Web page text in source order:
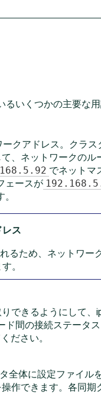
いくつかの主要な用
クアドレス。クラ
、ネットワークの
でネットマ
ェースが
ス
るため、ネットワ
。
できるようにして、
間の接続ステータ
ださい。
全体に設定ファイ
作できます。各同